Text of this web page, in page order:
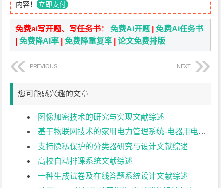
内容！ 立即支付
免费ai写开题、写任务书：免费Ai开题 |免费Ai任务书
|免费降AI率 |免费降重复率 |论文免费排版
PREVIOUS NEXT
您可能感兴趣的文章
图像加密技术的研究与实现文献综述
基于物联网技术的家用电力管理系统-电器用电量模拟子系统文献综述
支持隐私保护的分类器研究与设计文献综述
高校自动排课系统文献综述
一种生成试卷及在线答题系统设计文献综述